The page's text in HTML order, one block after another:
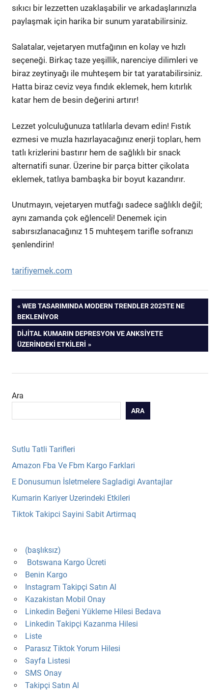
sıkıcı bir lezzetten uzaklaşabilir ve arkadaşlarınızla
paylaşmak için harika bir sunum yaratabilirsiniz.
Salatalar, vejetaryen mutfağının en kolay ve hızlı
seçeneği. Birkaç taze yeşillik, narenciye dilimleri ve
biraz zeytinyağı ile muhteşem bir tat yaratabilirsiniz.
Hatta biraz ceviz veya fındık eklemek, hem kıtırlık
katar hem de besin değerini artırır!
Lezzet yolculuğunuza tatlılarla devam edin! Fıstık
ezmesi ve muzla hazırlayacağınız enerji topları, hem
tatlı krizlerini bastırır hem de sağlıklı bir snack
alternatifi sunar. Üzerine bir parça bitter çikolata
eklemek, tatlıya bambaşka bir boyut kazandırır.
Unutmayın, vejetaryen mutfağı sadece sağlıklı değil;
aynı zamanda çok eğlenceli! Denemek için
sabırsızlanacağınız 15 muhteşem tarifle sofranızı
şenlendirin!
tarifiyemek.com
Yazı
gezinmesi
PREVIOUS
POST:
WEB TASARIMINDA MODERN TRENDLER 2025TE NE
BEKLENIYOR
NEXT
POST:
DIJITAL KUMARIN DEPRESYON VE ANKSIYETE
ÜZERINDEKI ETKILERI
Ara
ARA
Sutlu Tatli Tarifleri
Amazon Fba Ve Fbm Kargo Farklari
E Donusumun İsletmelere Sagladigi Avantajlar
Kumarin Kariyer Uzerindeki Etkileri
Tiktok Takipci Sayini Sabit Artirmaq
(başlıksız)
Botswana Kargo Ücreti
Benin Kargo
Instagram Takipçi Satın Al
Kazakistan Mobil Onay
Linkedin Beğeni Yükleme Hilesi Bedava
Linkedin Takipçi Kazanma Hilesi
Liste
Parasız Tiktok Yorum Hilesi
Sayfa Listesi
SMS Onay
Takipçi Satın Al